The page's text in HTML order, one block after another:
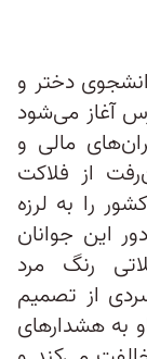
دختر و
آغاز می‌شود
مالی و
از فلاکت
را به لرزه
این جوانان
رنگ مرد
از تصمیم
به هشدارهای